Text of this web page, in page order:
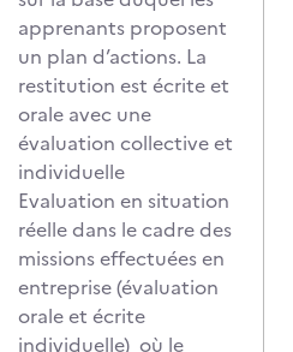
apprenants proposent
un plan d’actions. La
restitution est écrite et
orale avec une
évaluation collective et
individuelle
Evaluation en situation
réelle dans le cadre des
missions effectuées en
entreprise (évaluation
orale et écrite
individuelle) où le